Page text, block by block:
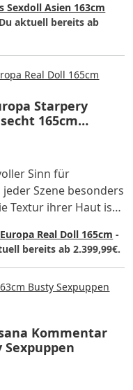
Sexdoll Asien 163cm
aktuell bereits ab
Real Doll 165cm
Starpery
165cm
Sinn für
Szene besonders
Textur ihrer Haut ist
Real Doll 165cm -
bereits ab 2.399,99€.
Busty Sexpuppen
Kommentar